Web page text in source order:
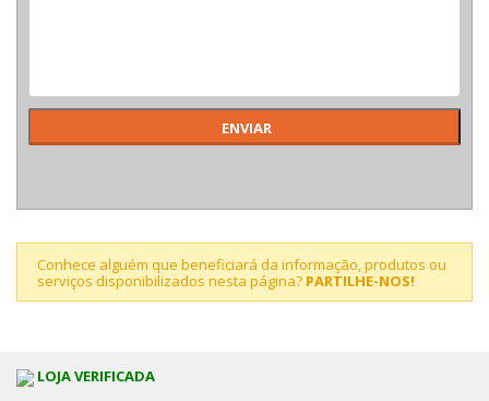
Conhece alguém que beneficiará da informação, produtos ou
serviços disponibilizados nesta página? PARTILHE-NOS!
LOJA VERIFICADA